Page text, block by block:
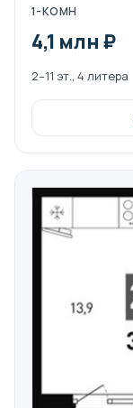
1-КОМН
4,1 млн ₽
2–11 эт., 4 литера